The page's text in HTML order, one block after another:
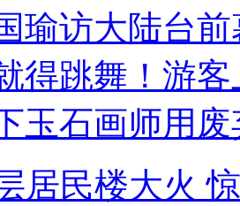
瑜访大陆台
得跳舞！游客
玉石画师用
居民楼大火